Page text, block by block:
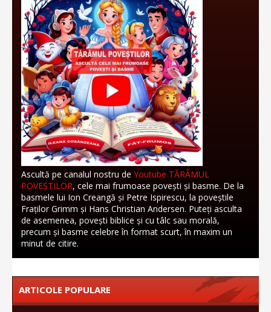
Ascultă pe canalul nostru de Youtube TĂRÂMUL
POVEȘTILOR, cele mai frumoase povești și basme. De la
basmele lui Ion Creangă și Petre Ispirescu, la poveștile
Fraților Grimm și Hans Christian Andersen. Puteți asculta
de asemenea, povești biblice și cu tâlc sau morală,
precum și basme celebre în format scurt, în maxim un
minut de citire.
ARTICOLE POPULARE